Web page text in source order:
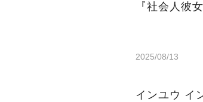
『社会人彼
2025/08/13
イ